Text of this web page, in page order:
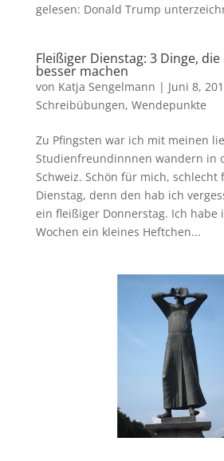
gelesen: Donald Trump
Fleißiger Dienstag: 3 Dinge, die
besser machen
von Katja Sengelmann | Juni 8,
Schreibübungen, Wendepunkte
Zu Pfingsten war ich mit meinen
Studienfreundinnnen wandern in
Schweiz. Schön für mich,
Dienstag, denn den hab ich
ein fleißiger Donnerstag. Ich habe
Wochen ein kleines Heftchen...